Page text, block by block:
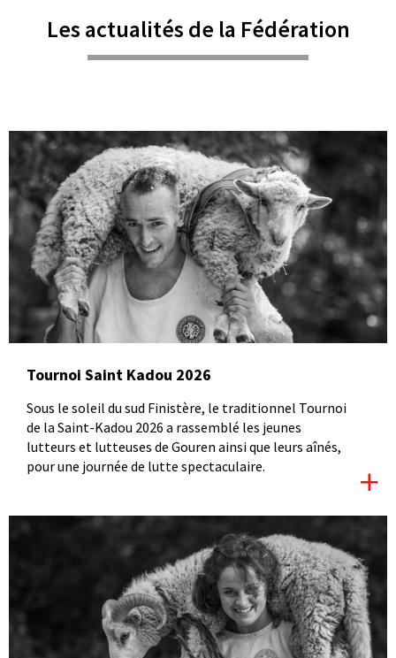
Les actualités de la Fédération
Tournoi Saint Kadou 2026
Sous le soleil du sud Finistère, le traditionnel Tournoi
de la Saint-Kadou 2026 a rassemblé les jeunes
lutteurs et lutteuses de Gouren ainsi que leurs aînés,
pour une journée de lutte spectaculaire.